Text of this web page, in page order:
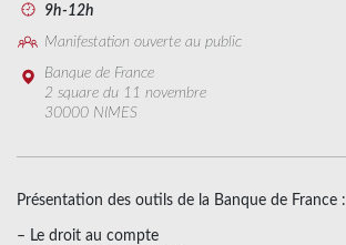
9h-12h
Manifestation ouverte au public
Banque de France
2 square du 11 novembre
30000 NIMES
Présentation des outils de la Banque de France :
– Le droit au compte